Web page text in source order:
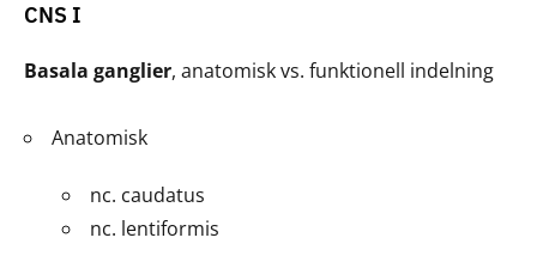
CNS I
Basala ganglier, anatomisk vs. funktionell indelning
Anatomisk
nc. caudatus
nc. lentiformis